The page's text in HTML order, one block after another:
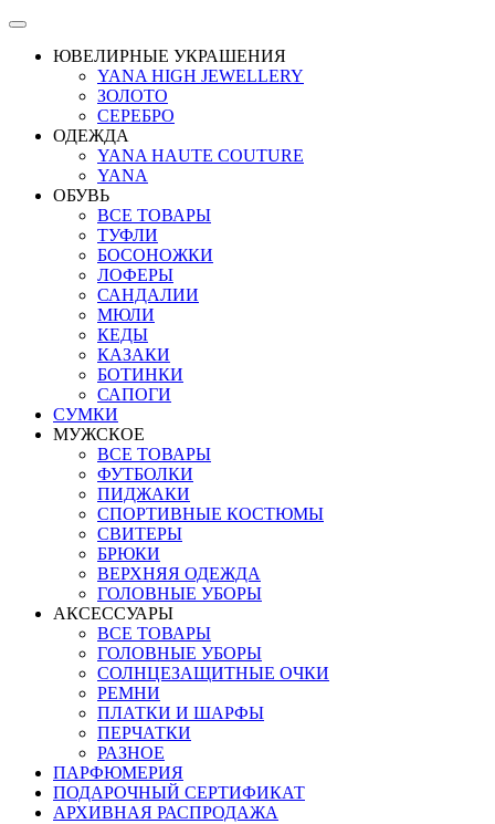
ЮВЕЛИРНЫЕ УКРАШЕНИЯ
YANA HIGH JEWELLERY
ЗОЛОТО
СЕРЕБРО
ОДЕЖДА
YANA HAUTE COUTURE
YANA
ОБУВЬ
ВСЕ ТОВАРЫ
ТУФЛИ
БОСОНОЖКИ
ЛОФЕРЫ
САНДАЛИИ
МЮЛИ
КЕДЫ
КАЗАКИ
БОТИНКИ
САПОГИ
СУМКИ
МУЖСКОЕ
ВСЕ ТОВАРЫ
ФУТБОЛКИ
ПИДЖАКИ
СПОРТИВНЫЕ КОСТЮМЫ
СВИТЕРЫ
БРЮКИ
ВЕРХНЯЯ ОДЕЖДА
ГОЛОВНЫЕ УБОРЫ
АКСЕССУАРЫ
ВСЕ ТОВАРЫ
ГОЛОВНЫЕ УБОРЫ
СОЛНЦЕЗАЩИТНЫЕ ОЧКИ
РЕМНИ
ПЛАТКИ И ШАРФЫ
ПЕРЧАТКИ
РАЗНОЕ
ПАРФЮМЕРИЯ
ПОДАРОЧНЫЙ СЕРТИФИКАТ
АРХИВНАЯ РАСПРОДАЖА